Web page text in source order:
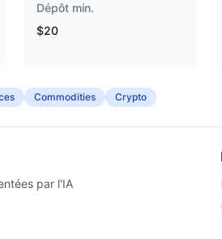
Dépôt min.
$20
Commodities Crypto
par l'IA